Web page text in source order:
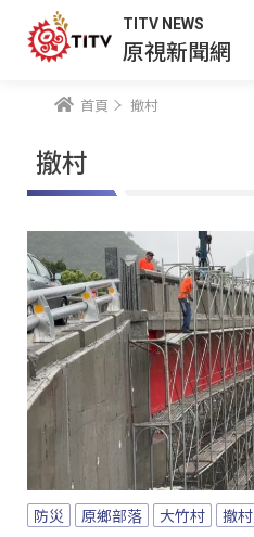
TITV NEWS
原視新聞網
首頁 撤村
撤村
防災 原鄉部落 大竹村 撤村